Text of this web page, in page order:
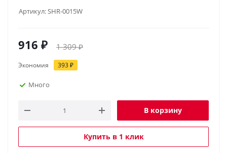
Артикул:SHR-0015W
916 ₽ 1 309₽
Экономия 393₽
Много
В корзину
Купить в 1 клик